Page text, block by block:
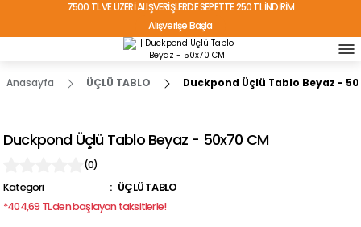
7500 TL VE ÜZERİ ALIŞVERİŞLERDE SEPETTE 250 TL İNDİRİM
Alışverişe Başla
TÜRKİYE'NİN HER YERİNE ÜCRETSİZ KARGO!
Anasayfa ÜÇLÜ TABLO Duckpond Üçlü Tablo Beyaz -
Duckpond Üçlü Tablo Beyaz - 50x70 CM
(0)
Kategori
ÜÇLÜ TABLO
*404,69 TL den başlayan taksitlerle!